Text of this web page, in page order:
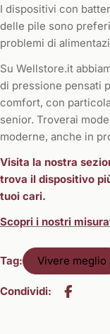
I dispositivi con
delle pile sono
problemi di
Su Wellstore.it
di pressione pensati
comfort, con
senior. Troverai
moderne, anche in
Visita la nostra
trova il dispositivo
tuoi cari.
Scopri i nostri
Tag: Vivere meglio
Condividi: